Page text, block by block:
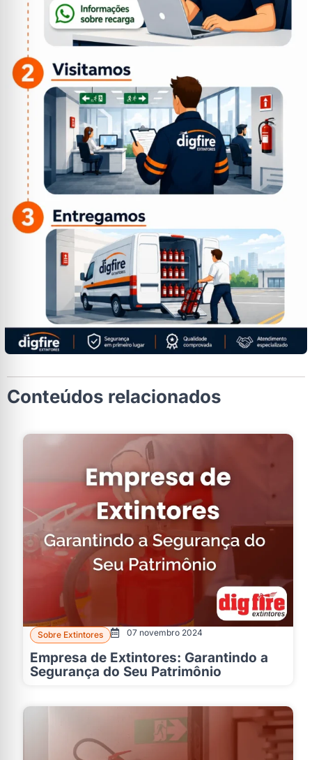
Conteúdos relacionados
Sobre Extintores 07 novembro 2024
Empresa de Extintores: Garantindo a
Segurança do Seu Patrimônio